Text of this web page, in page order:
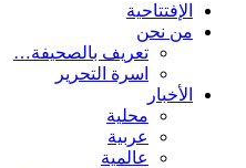
الإفتتاحية
من نحن
تعريف بالصحيفة…
اسرة التحرير
الأخبار
محلية
عربية
عالمية